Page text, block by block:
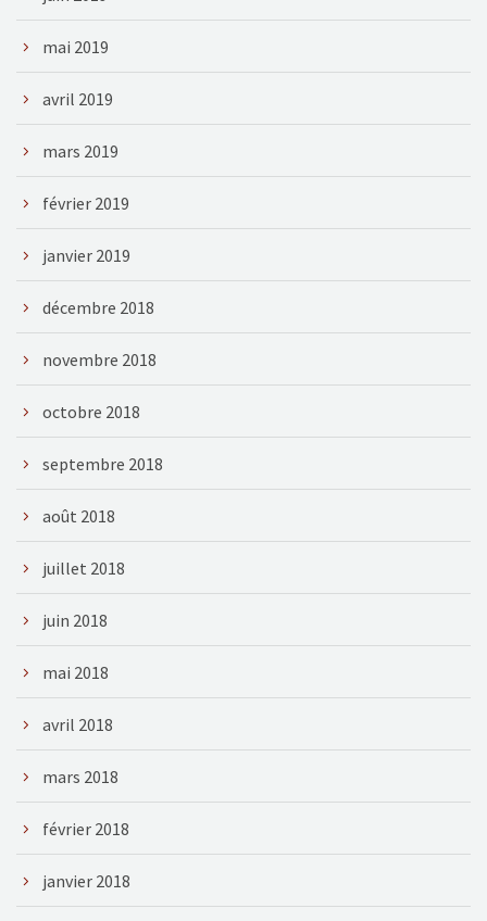
mai 2019
avril 2019
mars 2019
février 2019
janvier 2019
décembre 2018
novembre 2018
octobre 2018
septembre 2018
août 2018
juillet 2018
juin 2018
mai 2018
avril 2018
mars 2018
février 2018
janvier 2018